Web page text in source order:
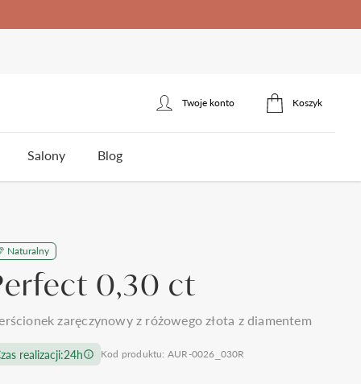
Twoje konto Koszyk
jednokamieniowe
trójkamieniowe
organiczny
do 2000zł
do 5000zł
>
klasyczne
nowoczesne
nietypowe
zaręczynowy
Kontakt
Salony Blog
wesela i ślubu Polecane produkty
Naturalny
0,30 ct
zaręczynowy z różowego złota z diamentem
realizacji:24h Kod produktu: AUR-0026_030R